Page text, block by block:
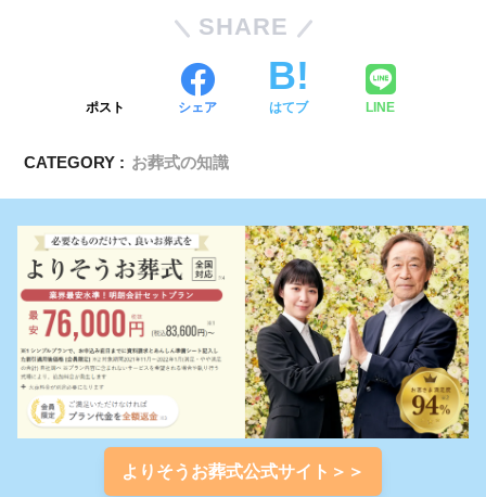
SHARE
ポスト シェア はてブ LINE
CATEGORY : お葬式の知識
よりそうお葬式公式サイト＞＞